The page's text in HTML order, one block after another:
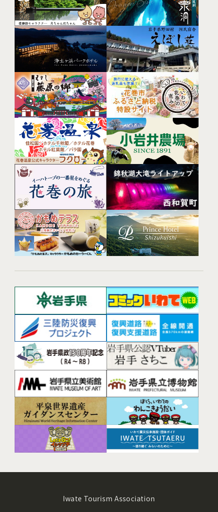
Iwate Tourism Association